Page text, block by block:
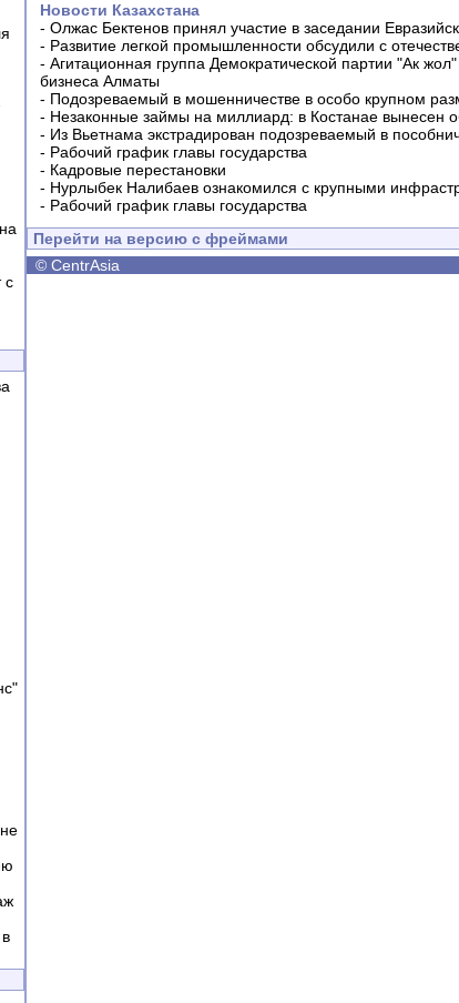
с
Новости Казахстана
- Олжас Бектенов принял участие в заседании
- Развитие легкой промышленности обсудили с
- Агитационная группа Демократической партии "Ак
бизнеса Алматы
- Подозреваемый в мошенничестве в особо крупном
- Незаконные займы на миллиард: в Костанае вынесен
- Из Вьетнама экстрадирован подозреваемый в
- Рабочий график главы государства
- Кадровые перестановки
- Нурлыбек Налибаев ознакомился с крупными
- Рабочий график главы государства
Перейти на версию с фреймами
© CentrAsia